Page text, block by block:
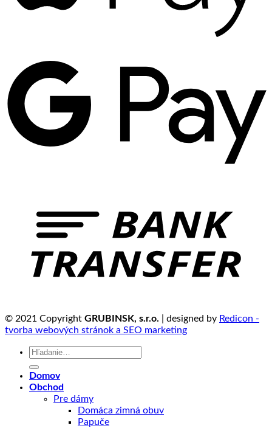
© 2021 Copyright GRUBINSK, s.r.o. | designed by Redicon -
tvorba webových stránok a SEO marketing
Hľadať:
Domov
Obchod
Pre dámy
Domáca zimná obuv
Papuče